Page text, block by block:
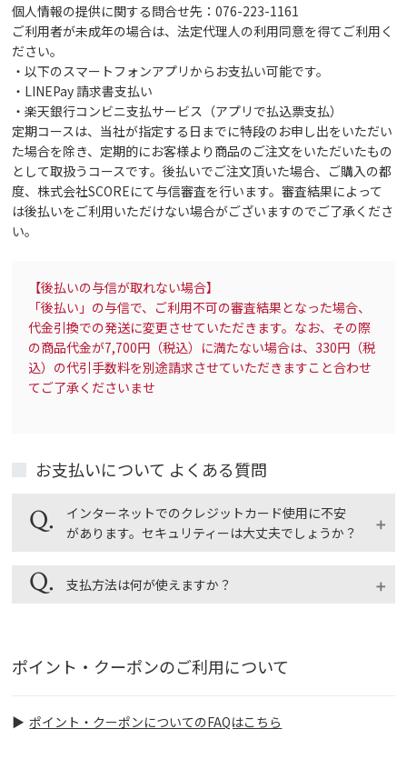
個人情報の提供に関する問合せ先：076-223-1161
ご利用者が未成年の場合は、法定代理人の利用同意を得てご利用く
ださい。
・以下のスマートフォンアプリからお支払い可能です。
・LINEPay 請求書支払い
・楽天銀行コンビニ支払サービス（アプリで払込票支払）
定期コースは、当社が指定する日までに特段のお申し出をいただい
た場合を除き、定期的にお客様より商品のご注文をいただいたもの
として取扱うコースです。後払いでご注文頂いた場合、ご購入の都
度、株式会社SCOREにて与信審査を行います。審査結果によって
は後払いをご利用いただけない場合がございますのでご了承くださ
い。
【後払いの与信が取れない場合】
「後払い」の与信で、ご利用不可の審査結果となった場合、
代金引換での発送に変更させていただきます。なお、その際
の商品代金が7,700円（税込）に満たない場合は、330円（税
込）の代引手数料を別途請求させていただきますこと合わせ
てご了承くださいませ
お支払いについて よくある質問
インターネットでのクレジットカード使用に不安
があります。セキュリティーは大丈夫でしょうか？
安心してご利用ください。
す。
支払方法は何が使えますか？
局・コンビニ後払い（スコア後払い）」がご利用いた
だけます。
払方法をご覧ください。
ポイント・クーポンのご利用について
ポイント・クーポンについてのFAQはこちら